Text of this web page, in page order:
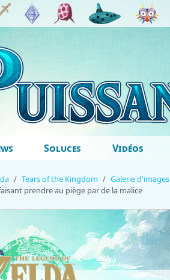
Soluces Vidéos
Tears of the Kingdom Galerie d'images
prendre au piège par de la malice